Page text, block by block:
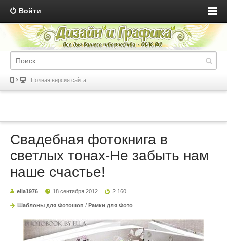
Войти
Полная версия сайта
Свадебная фотокнига в
светлых тонах-Не забыть нам
наше счастье!
ella1976 18 сентября 2012 2 160
Шаблоны для Фотошоп / Рамки для Фото